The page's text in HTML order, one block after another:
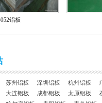
铝板
苏州铝板 深圳铝板 杭州铝板
大连铝板 成都铝板 太原铝板